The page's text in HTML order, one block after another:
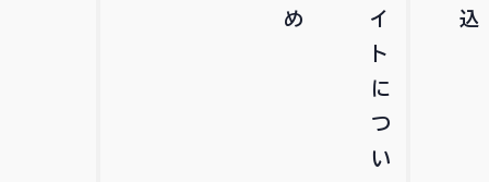
め
イ
ト
に
つ
い
込